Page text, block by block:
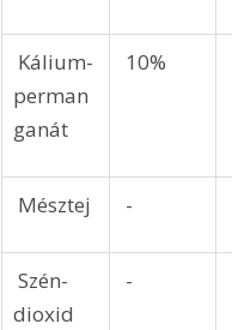
Kálium-
perman
ganát
10%
Mésztej -
Szén-
dioxid
-